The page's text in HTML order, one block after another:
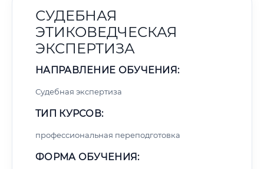
СУДЕБНАЯ
ЭТИКОВЕДЧЕСКАЯ
ЭКСПЕРТИЗА
НАПРАВЛЕНИЕ ОБУЧЕНИЯ:
Судебная экспертиза
ТИП КУРСОВ:
профессиональная переподготовка
ФОРМА ОБУЧЕНИЯ: